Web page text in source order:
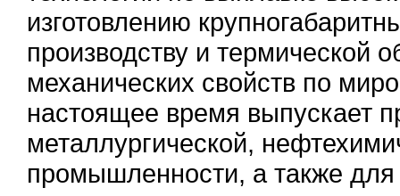
изготовлению
производству и термической
механических свойств по
настоящее время выпускает
металлургической,
промышленности, а также для